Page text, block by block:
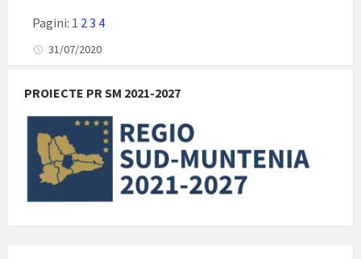
Pagini: 1 2 3 4
31/07/2020
PROIECTE PR SM 2021-2027